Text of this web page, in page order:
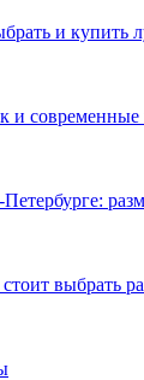
и купить
и современные
выбрать